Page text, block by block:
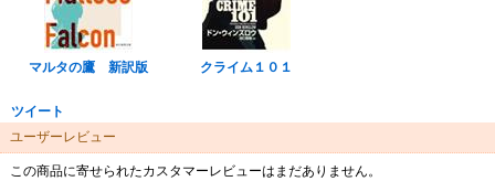
マルタの鷹 新訳版 クライム１０１
ツイート
ユーザーレビュー
この商品に寄せられたカスタマーレビューはまだありません。